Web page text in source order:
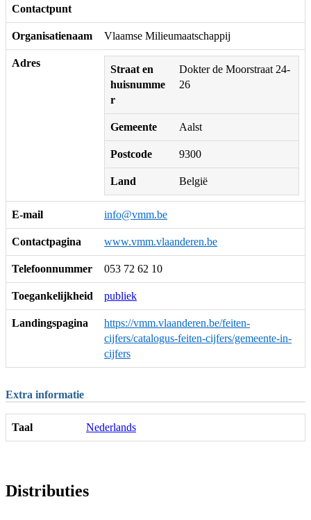
Contactpunt
Organisatienaam Vlaamse Milieumaatschappij
Adres
Straat en
huisnumme
r
Dokter de Moorstraat 24-
26
Gemeente Aalst
Postcode 9300
Land België
E-mail info@vmm.be
Contactpagina www.vmm.vlaanderen.be
Telefoonnummer 053 72 62 10
Toegankelijkheid publiek
Landingspagina
https://vmm.vlaanderen.be/feiten-
cijfers/catalogus-feiten-cijfers/gemeente-in-
cijfers
Extra informatie
Taal Nederlands
Distributies